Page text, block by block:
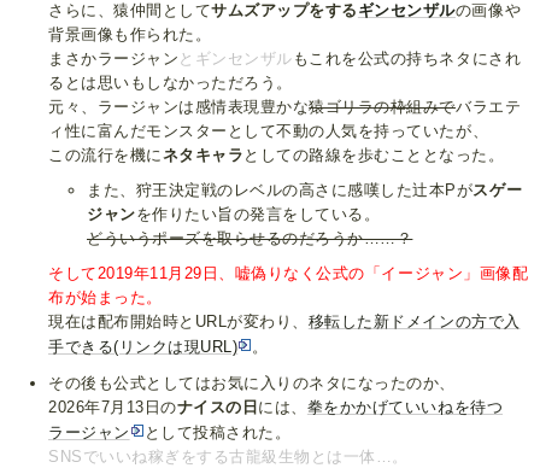
さらに、猿仲間としてサムズアップをする ギンセンザルの画像や
背景画像も作られた。
まさかラージャン とギンセンザル もこれを公式の持ちネタにされ
るとは思いもしなかっただろう。
元々、ラージャンは感情表現豊かな猿ゴリラの枠組みでバラエテ
ィ性に富んだモンスターとして不動の人気を持っていたが、
この流行を機にネタキャラ としての路線を歩むこととなった。
また、狩王決定戦のレベルの高さに感嘆した辻本Pがスゲー
ジャンを作りたい旨の発言をしている。
どういうポーズを取らせるのだろうか……？
そして2019年11月29日、嘘偽りなく公式の「イージャン」画像配
布が始まった。
現在は配布開始時とURLが変わり、 移転した新ドメインの方で入
手できる(リンクは現URL)
。
その後も公式としてはお気に入りのネタになったのか、
2026年7月13日のナイスの日には、 拳をかかげていいねを待つ
ラージャン
として投稿された。
SNSでいいね稼ぎをする古龍級生物とは一体…。